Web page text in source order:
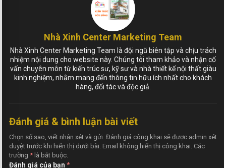
Nhà Xinh Center Marketing Team
Nhà Xinh Center Marketing Team là đội ngũ biên tập và chịu trách
nhiệm nội dung cho website này. Chúng tôi tham khảo và nhận cố
vấn chuyên môn từ kiến trúc sư, kỹ sư và nhà thiết kế nội thất giàu
kinh nghiệm, nhằm mang đến thông tin hữu ích nhất cho khách
hàng, đối tác và độc giả.
Đánh giá & bình luận bài viết
Chọn số sao, viết nhận xét và gửi. Đánh giá công khai sẽ được admin xét
duyệt trước khi hiển thị dưới bài. Email không hiển thị công khai. Các
trường * là bắt buộc.
Đánh giá của bạn *